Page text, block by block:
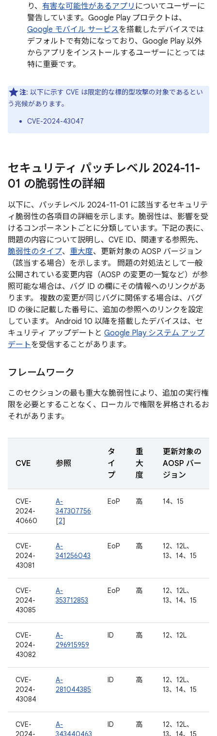
り、 有害な可能性があるアプリ についてユーザーに
警告しています。Google Play プロテクトは、
Google モバイル サービスを搭載したデバイスでは
デフォルトで有効になっており、Google Play 以外
からアプリをインストールするユーザーにとっては
特に重要です。
注: 以下に示す CVE は限定的な標的型攻撃の対象であるとい
う兆候があります。
CVE-2024-43047
セキュリティ パッチレベル 2024-11-
01 の脆弱性の詳細
以下に、パッチレベル 2024-11-01 に該当するセキュリテ
ィ脆弱性の各項目の詳細を示します。脆弱性は、影響を受
けるコンポーネントごとに分類しています。下記の表に、
問題の内容について説明し、CVE ID、関連する参照先、
脆弱性のタイプ、 重大度、更新対象の AOSP バージョン
（該当する場合）を示します。 問題の対処法として一般
公開されている変更内容（AOSP の変更の一覧など）が参
照可能な場合は、バグ ID の欄にその情報へのリンクがあ
ります。 複数の変更が同じバグに関係する場合は、バグ
ID の後に記載した番号に、追加の参照へのリンクを設定
しています。 Android 10 以降を搭載したデバイスは、セ
キュリティ アップデートと Google Play システム アップ
デートを受信することがあります。
フレームワーク
このセクションの最も重大な脆弱性により、追加の実行権
限を必要とすることなく、ローカルで権限を昇格されるお
それがあります。
CVE 参照
タ
イ
プ
重
大
度
更新対象の
AOSP バー
ジョン
CVE-
2024-
40660
A-
347307756
[2]
EoP 高 14、15
CVE-
2024-
43081
A-
341256043
EoP 高
12、12L、
13、14、15
CVE-
2024-
43085
A-
353712853
EoP 高
12、12L、
13、14、15
CVE-
2024-
43082
A-
296915959
ID 高 12、12L
CVE-
2024-
43084
A-
281044385
ID 高
12、12L、
13、14、15
CVE-
2024-
A-
343440463
ID 高
12、12L、
13、14、15